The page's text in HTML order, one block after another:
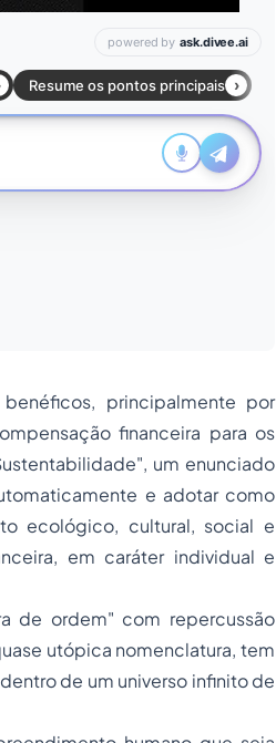
principalmente por
financeira para os
um enunciado
e adotar como
ecológico, cultural, social e
em caráter individual e
de ordem" com repercussão
utópica nomenclatura, tem
de um universo infinito de